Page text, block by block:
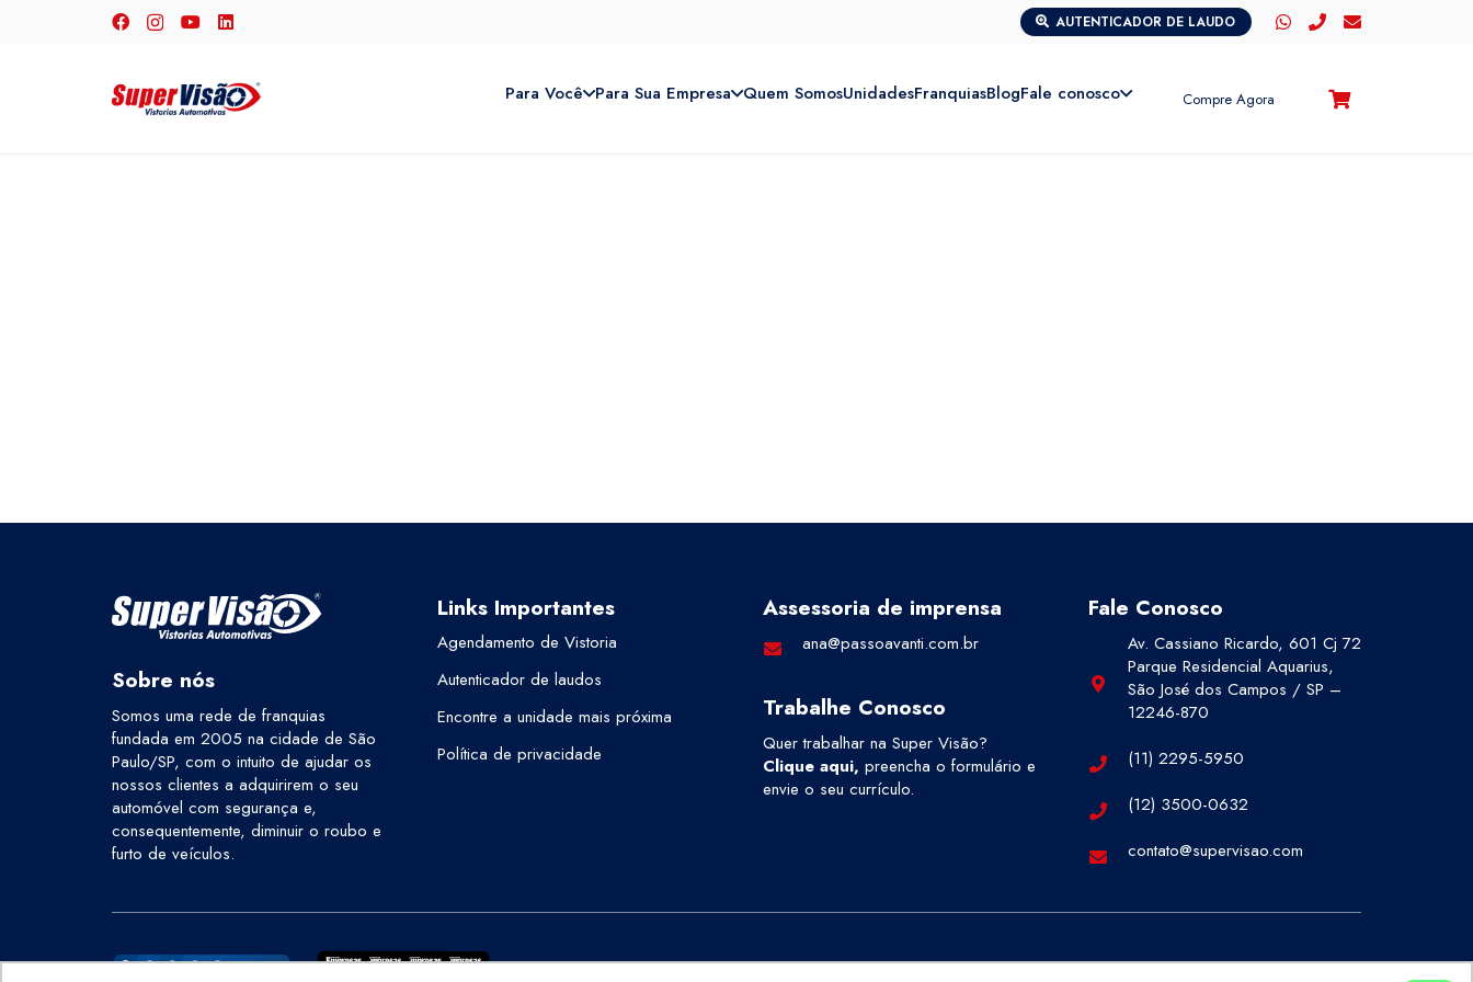
AUTENTICADOR DE LAUDO
Para Você Para Sua Empresa Quem SomosUnidadesFranquiasBlogFale conosco Compre Agora
Sobre nós
Somos uma rede de franquias
fundada em 2005 na cidade de São
Paulo/SP, com o intuito de ajudar os
nossos clientes a adquirirem o seu
automóvel com segurança e,
consequentemente, diminuir o roubo e
furto de veículos.
Links Importantes
Agendamento de Vistoria
Autenticador de laudos
Encontre a unidade mais próxima
Política de privacidade
Assessoria de imprensa
ana@passoavanti.com.br
Trabalhe Conosco
Quer trabalhar na Super Visão?
Clique aqui, preencha o formulário e
envie o seu currículo.
Fale Conosco
Av. Cassiano Ricardo, 601 Cj 72
Parque Residencial Aquarius,
São José dos Campos / SP –
12246-870
(11) 2295-5950
(12) 3500-0632
contato@supervisao.com